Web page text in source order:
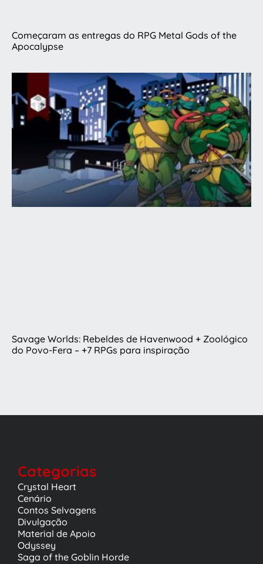
Começaram as entregas do RPG Metal Gods of the
Apocalypse
Savage Worlds: Rebeldes de Havenwood + Zoológico
do Povo-Fera – +7 RPGs para inspiração
Categorias
Crystal Heart
Cenário
Contos Selvagens
Divulgação
Material de Apoio
Odyssey
Saga of the Goblin Horde